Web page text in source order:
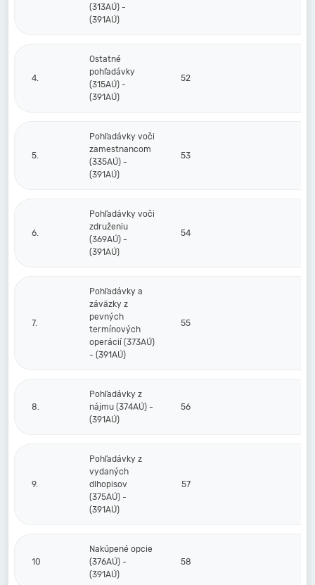
(313AÚ) -
(391AÚ)
4.
Ostatné
pohľadávky
(315AÚ) -
(391AÚ)
52
5.
Pohľadávky voči
zamestnancom
(335AÚ) -
(391AÚ)
53
6.
Pohľadávky voči
združeniu
(369AÚ) -
(391AÚ)
54
7.
Pohľadávky a
záväzky z
pevných
termínových
operácií (373AÚ)
- (391AÚ)
55
8.
Pohľadávky z
nájmu (374AÚ) -
(391AÚ)
56
9.
Pohľadávky z
vydaných
dlhopisov
(375AÚ) -
(391AÚ)
57
10
Nakúpené opcie
(376AÚ) -
(391AÚ)
58